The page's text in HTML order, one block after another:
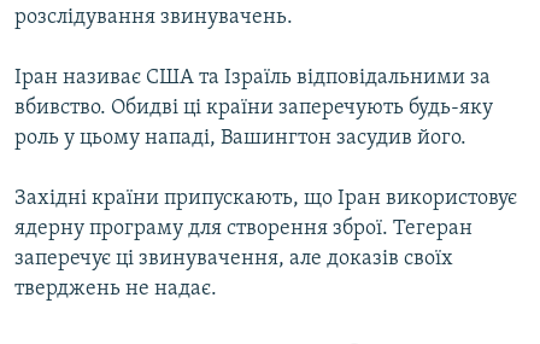
Усі сайти RFE/RL
розслідування звинувачень.
Іран називає США та Ізраїль відповідальними за
вбивство. Обидві ці країни заперечують будь-яку
роль у цьому нападі, Вашингтон засудив його.
Західні країни припускають, що Іран використовує
ядерну програму для створення зброї. Тегеран
заперечує ці звинувачення, але доказів своїх
тверджень не надає.